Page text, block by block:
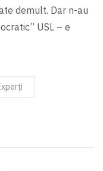
demult. Dar n-au
USL – e